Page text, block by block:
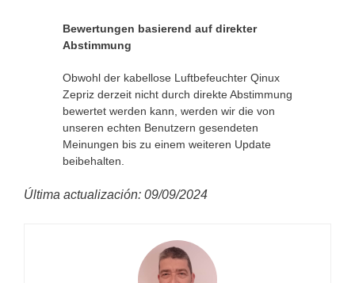
Bewertungen basierend auf direkter
Abstimmung
Obwohl der kabellose Luftbefeuchter Qinux
Zepriz derzeit nicht durch direkte Abstimmung
bewertet werden kann, werden wir die von
unseren echten Benutzern gesendeten
Meinungen bis zu einem weiteren Update
beibehalten.
Última actualización: 09/09/2024